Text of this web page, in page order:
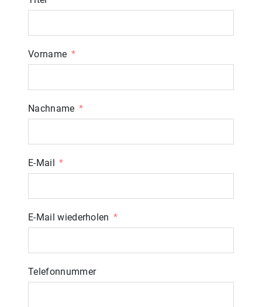
Vorname
Nachname
E-Mail
E-Mail wiederholen
Telefonnummer